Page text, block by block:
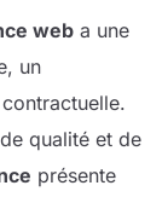
web a une
un
qualité et de
présente